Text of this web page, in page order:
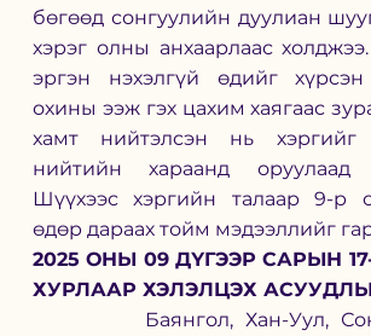
бөгөөд сонгуулийн дуулиан
хэрэг олны анхаарлаас
эргэн нэхэлгүй өдийг
охины ээж гэх цахим хаягаас
хамт нийтэлсэн нь
нийтийн хараанд
Шүүхээс хэргийн талаар 9-р
2025 ОНЫ 09 ДҮГЭЭР САРЫН
ХУРЛААР ХЭЛЭЛЦЭХ
Баянгол, Хан-Уул,